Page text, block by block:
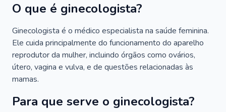
O que é ginecologista?
Ginecologista é o médico especialista na saúde feminina.
Ele cuida principalmente do funcionamento do aparelho
reprodutor da mulher, incluindo órgãos como ovários,
útero, vagina e vulva, e de questões relacionadas às
mamas.
Para que serve o ginecologista?